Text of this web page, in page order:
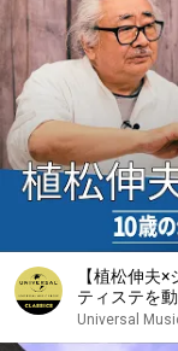
【植松伸夫
ティステを
Vol.2
Universal